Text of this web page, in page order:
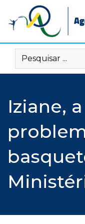
content
Iziane,